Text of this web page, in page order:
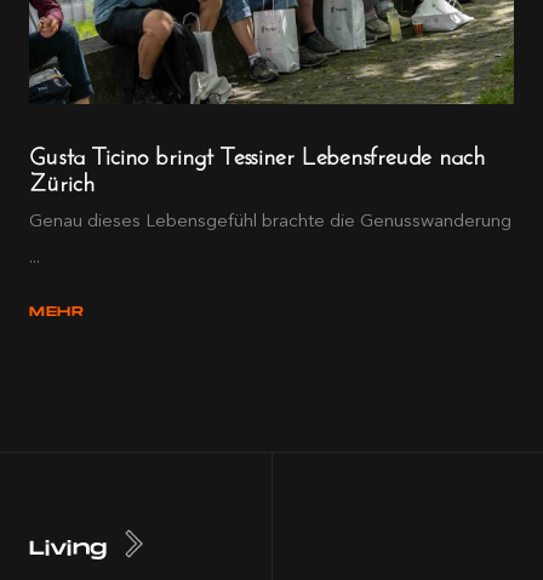
Gusta Ticino bringt Tessiner Lebensfreude nach
Zürich
Genau dieses Lebensgefühl brachte die Genusswanderung
...
MEHR
Living